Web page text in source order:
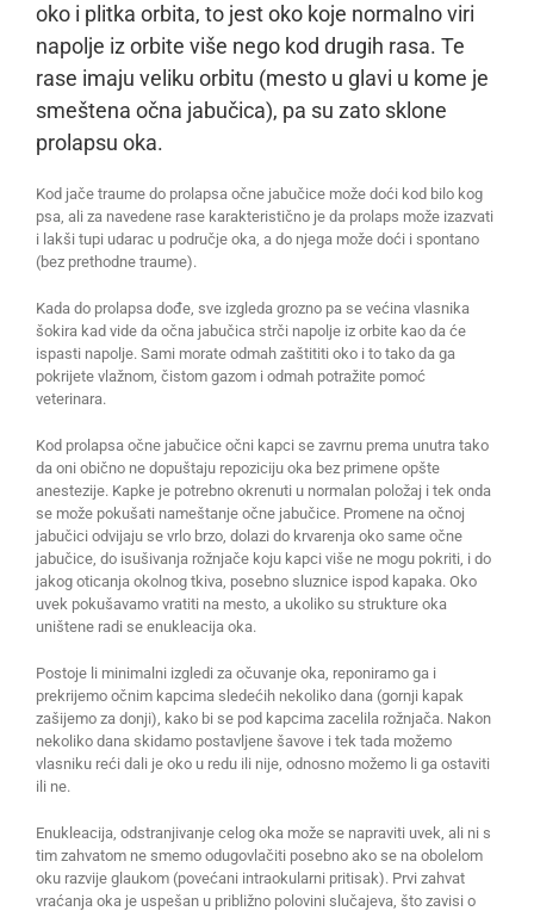
oko i plitka orbita, to jest oko koje normalno viri
napolje iz orbite više nego kod drugih rasa. Te
rase imaju veliku orbitu (mesto u glavi u kome je
smeštena očna jabučica), pa su zato sklone
prolapsu oka.
Kod jače traume do prolapsa očne jabučice može doći kod bilo kog
psa, ali za navedene rase karakteristično je da prolaps može izazvati
i lakši tupi udarac u područje oka, a do njega može doći i spontano
(bez prethodne traume).
Kada do prolapsa dođe, sve izgleda grozno pa se većina vlasnika
šokira kad vide da očna jabučica strči napolje iz orbite kao da će
ispasti napolje. Sami morate odmah zaštititi oko i to tako da ga
pokrijete vlažnom, čistom gazom i odmah potražite pomoć
veterinara.
Kod prolapsa očne jabučice očni kapci se zavrnu prema unutra tako
da oni obično ne dopuštaju repoziciju oka bez primene opšte
anestezije. Kapke je potrebno okrenuti u normalan položaj i tek onda
se može pokušati nameštanje očne jabučice. Promene na očnoj
jabučici odvijaju se vrlo brzo, dolazi do krvarenja oko same očne
jabučice, do isušivanja rožnjače koju kapci više ne mogu pokriti, i do
jakog oticanja okolnog tkiva, posebno sluznice ispod kapaka. Oko
uvek pokušavamo vratiti na mesto, a ukoliko su strukture oka
uništene radi se enukleacija oka.
Postoje li minimalni izgledi za očuvanje oka, reponiramo ga i
prekrijemo očnim kapcima sledećih nekoliko dana (gornji kapak
zašijemo za donji), kako bi se pod kapcima zacelila rožnjača. Nakon
nekoliko dana skidamo postavljene šavove i tek tada možemo
vlasniku reći dali je oko u redu ili nije, odnosno možemo li ga ostaviti
ili ne.
Enukleacija, odstranjivanje celog oka može se napraviti uvek, ali ni s
tim zahvatom ne smemo odugovlačiti posebno ako se na obolelom
oku razvije glaukom (povećani intraokularni pritisak). Prvi zahvat
vraćanja oka je uspešan u približno polovini slučajeva, što zavisi o